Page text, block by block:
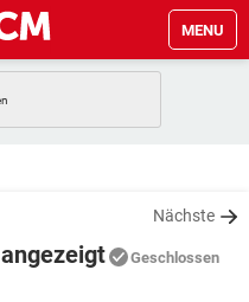
MENU
TIKTOK
STREAMING
Nächste
Geschlossen